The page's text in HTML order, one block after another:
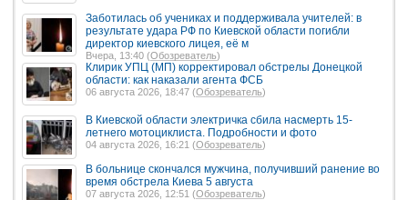
Заботилась об учениках и поддерживала учителей: в
результате удара РФ по Киевской области погибли
директор киевского лицея, её м
Вчера, 13:40 (Обозреватель)
Клирик УПЦ (МП) корректировал обстрелы Донецкой
области: как наказали агента ФСБ
06 августа 2026, 18:47 (Обозреватель)
В Киевской области электричка сбила насмерть 15-
летнего мотоциклиста. Подробности и фото
04 августа 2026, 16:21 (Обозреватель)
В больнице скончался мужчина, получивший ранение во
время обстрела Киева 5 августа
07 августа 2026, 12:51 (Обозреватель)